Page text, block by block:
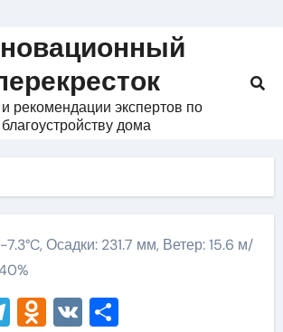
рекомендации экспертов по
благоустройству дома
Осадки: 231.7 мм, Ветер: 15.6 м/
Telegram
Odnoklassniki
VKОтправить